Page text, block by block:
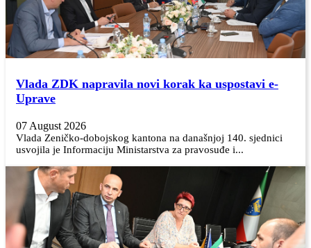
Vlada ZDK napravila novi korak ka uspostavi e-
Uprave
07 August 2026
Vlada Zeničko-dobojskog kantona na današnjoj 140. sjednici
usvojila je Informaciju Ministarstva za pravosuđe i...